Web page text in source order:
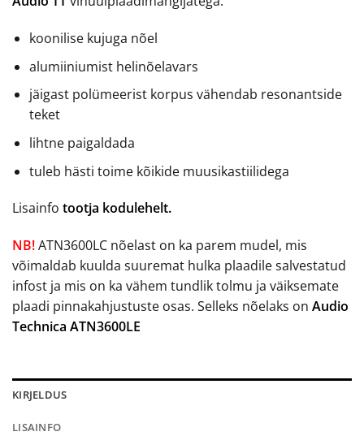
koonilise kujuga nõel
alumiiniumist helinõelavars
jäigast polümeerist korpus vähendab resonantside
teket
lihtne paigaldada
tuleb hästi toime kõikide muusikastiilidega
Lisainfo tootja kodulehelt.
NB!ATN3600LC nõelast on ka parem mudel, mis
võimaldab kuulda suuremat hulka plaadile salvestatud
infost ja mis on ka vähem tundlik tolmu ja väiksemate
plaadi pinnakahjustuste osas. Selleks nõelaks on Audio
Technica ATN3600LE
KIRJELDUS
LISAINFO